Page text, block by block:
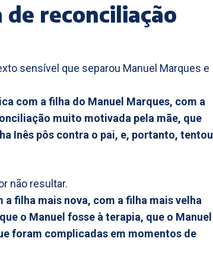
reconciliação
sensível que separou Manuel Marques e
com a filha do Manuel Marques, com a
muito motivada pela mãe, que
Inês pôs contra o pai, e, portanto, tentou
não resultar.
filha mais nova, com a filha mais velha
o Manuel fosse à terapia, que o Manuel
foram complicadas em momentos de